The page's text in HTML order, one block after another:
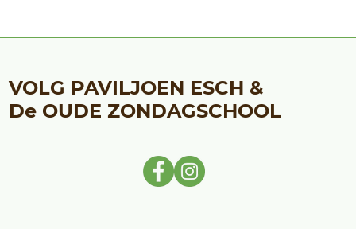
VOLG PAVILJOEN ESCH &
De OUDE ZONDAGSCHOOL